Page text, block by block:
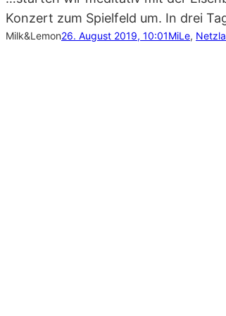
Konzert zum Spielfeld um. In drei
Milk&Lemon26. August 2019, 10:01MiLe,